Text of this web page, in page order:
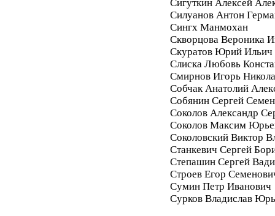
Сигуткин Алексей
Силуанов Антон
Сингх Манмохан
Скворцова Вероника
Скуратов Юрий Ильич
Слиска Любовь
Смирнов Игорь
Собчак Анатолий
Собянин Сергей
Соколов Александр
Соколов Максим
Соколовский Виктор
Станкевич Сергей
Степашин Сергей
Строев Егор
Сумин Петр Иванович
Сурков Владислав